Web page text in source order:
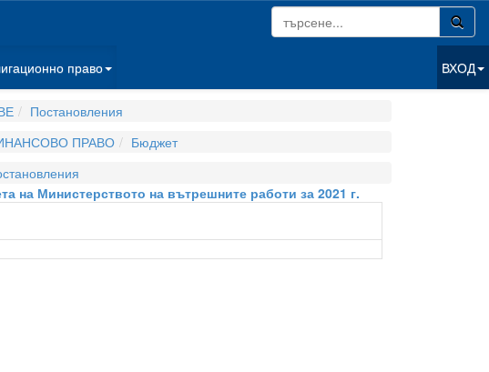
право ВХОД
Постановления
ПРАВО
Бюджет
на Министерството на вътрешните работи за 2021 г.